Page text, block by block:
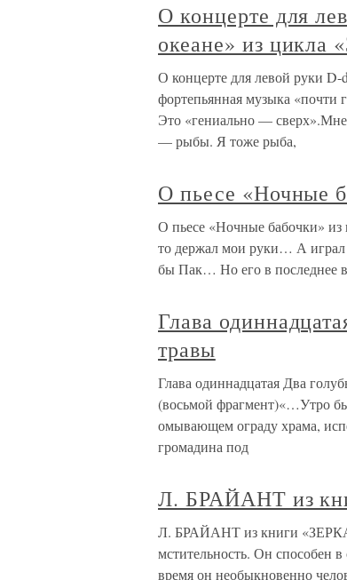
О концерте для
океане» из цикла
О концерте для левой руки D-
фортепьянная музыка «почти
Это «гениально —
— рыбы. Я тоже рыба,
О пьесе «Ночные
О пьесе «Ночные бабочки» из
то держал мои руки… А играл
бы Пак… Но его в последнее
Глава
травы
Глава одиннадцатая Два
(восьмой фрагмент)«…Утро
омывающем ограду храма,
громадина под
Л. БРАЙАНТ из
Л. БРАЙАНТ из книги
мстительность. Он способен
время он необыкновенно